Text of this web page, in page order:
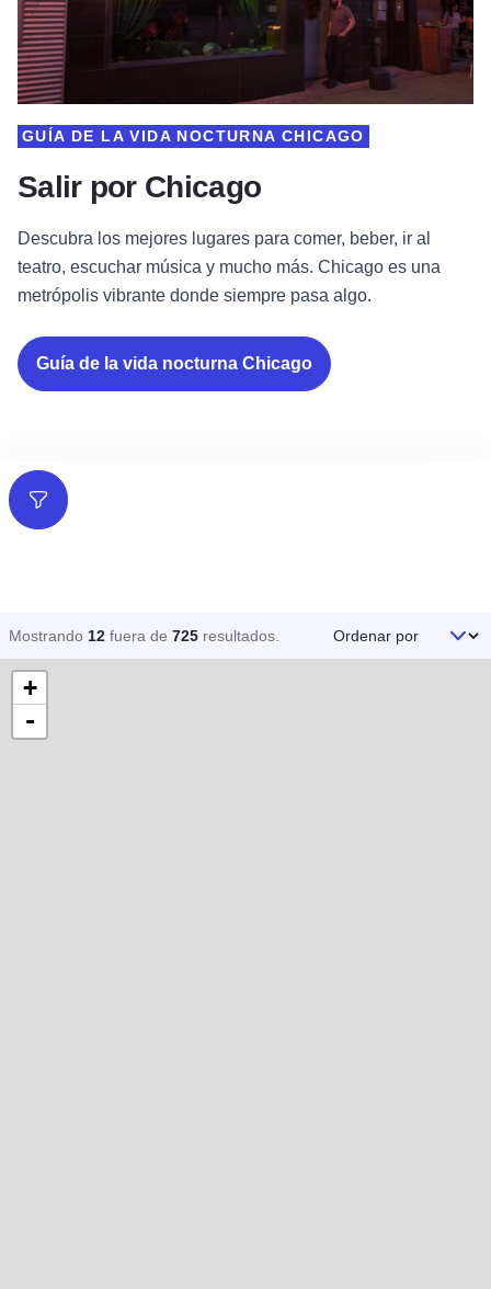
Salir por Chicago
GUÍA DE LA VIDA NOCTURNA CHICAGO
Descubra los mejores lugares para comer, beber, ir al
teatro, escuchar música y mucho más. Chicago es una
metrópolis vibrante donde siempre pasa algo.
Guía de la vida nocturna Chicago
Filtros
Mostrando 12 fuera de 725 resultados Ordenar por
+
-